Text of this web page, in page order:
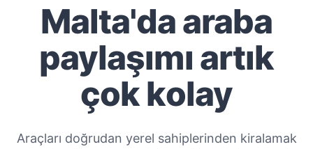
Malta'da araba
paylaşımı artık
çok kolay
Araçları doğrudan yerel sahiplerinden kiralamak